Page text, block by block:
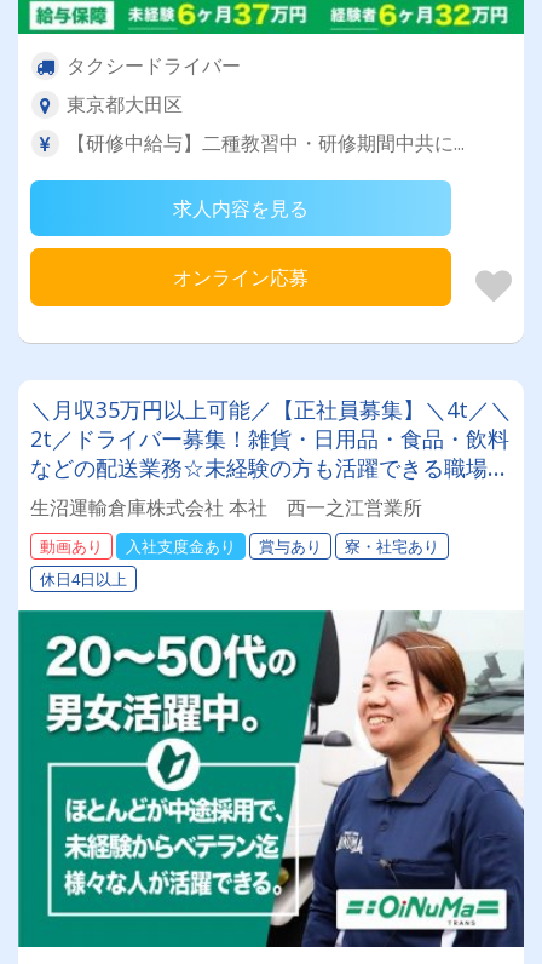
タクシードライバー
東京都大田区
【研修中給与】二種教習中・研修期間中共に...
求人内容を見る
オンライン応募
＼月収35万円以上可能／【正社員募集】＼4t／＼
2t／ドライバー募集！雑貨・日用品・食品・飲料
などの配送業務☆未経験の方も活躍できる職場で
す!!
生沼運輸倉庫株式会社 本社 西一之江営業所
動画あり 入社支度金あり 賞与あり
寮・社宅あり
休日4日以上